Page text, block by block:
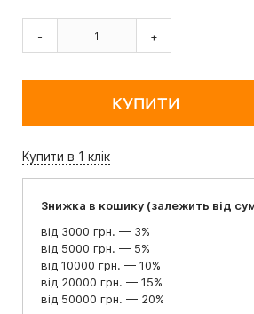
- +
КУПИТИ
Купити в 1 клік
Знижка в кошику (залежить від
від 3000 грн. — 3%
від 5000 грн. — 5%
від 10000 грн. — 10%
від 20000 грн. — 15%
від 50000 грн. — 20%